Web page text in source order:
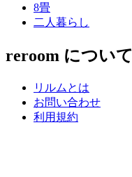
8畳
二人暮らし
reroom について
リルムとは
お問い合わせ
利用規約